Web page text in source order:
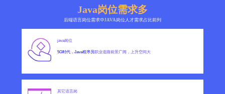
Java岗位需求多
后端语言岗位需求中JAVA岗位人才需求占比前列
java岗位
5G时代，Java程序员职业道路前景广阔，上升空间大
其它语言岗